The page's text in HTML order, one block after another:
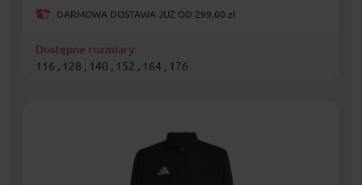
DARMOWA DOSTAWA JUŻ OD 299,00 zł
Dostępne rozmiary:
116 , 128 , 140 , 152 , 164 , 176